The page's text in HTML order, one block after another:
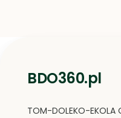
BDO360.pl
TOM-DOLEKO-